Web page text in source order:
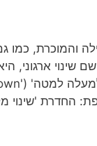
כמו גם
ארגוני, היא
'שינוי